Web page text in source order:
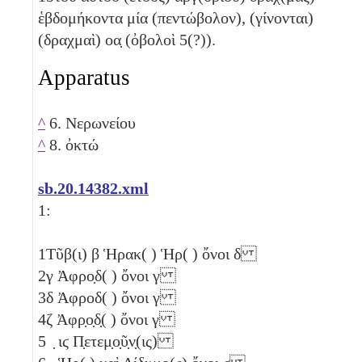
ἑβδομήκοντα μία (πεντώβολον), (γίνονται)
(δραχμαὶ) οα̣ (ὀβολοὶ 5(?)).
Apparatus
^ 6. Νερωνείου
^ 8. ὀκτώ
sb.20.14382.xml
1:
1Τῦβ(ι) β Ἡρακ( ) Ἡρ( ) ὄνοι δ
2γ Ἀφρο̣δ( ) ὄνοι γ
3δ Ἀφροδ( ) ὄνοι γ
4ζ Ἀφρ̣ο̣δ̣( ) ὄνοι γ
5
ιϛ Π̣ετεμ̣ο̣ῦ̣ν̣(ις)